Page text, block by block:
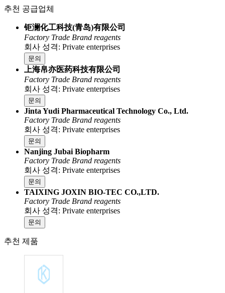
추천 공급업체
钜澜化工科技(青岛)有限公司
Factory Trade Brand reagents
회사 성격: Private enterprises
문의
上海帛亦医药科技有限公司
Factory Trade Brand reagents
회사 성격: Private enterprises
문의
Jinta Yudi Pharmaceutical Technology Co., Ltd.
Factory Trade Brand reagents
회사 성격: Private enterprises
문의
Nanjing Jubai Biopharm
Factory Trade Brand reagents
회사 성격: Private enterprises
문의
TAIXING JOXIN BIO-TEC CO.,LTD.
Factory Trade Brand reagents
회사 성격: Private enterprises
문의
추천 제품